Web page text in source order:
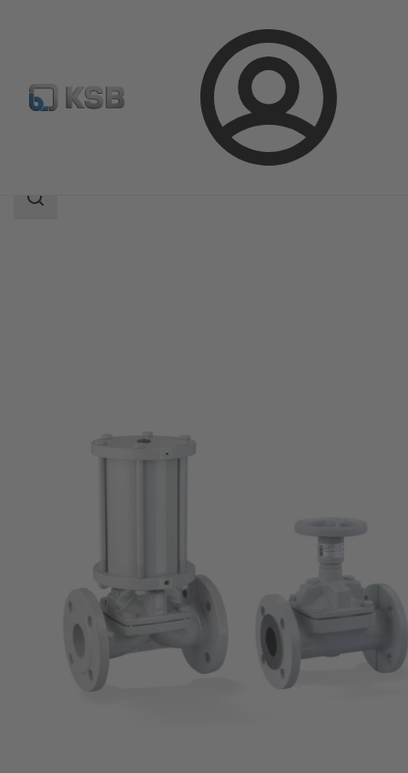
Login
SISTO-16
Ambito